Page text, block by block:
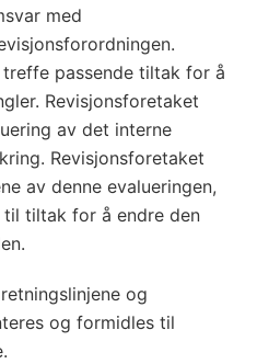
med
passende tiltak for å
Revisjonsforetaket
av det interne
Revisjonsforetaket
av denne evalueringen,
tiltak for å endre den
og
og formidles til